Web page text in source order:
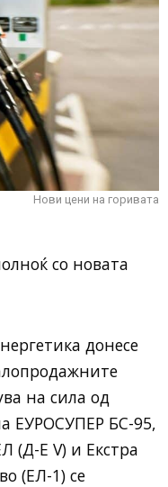
Нови цени на горивата
со новата
донесе
на сила од
ЕУРОСУПЕР БС-95,
(Д-Е V) и Екстра
(ЕЛ-1) се